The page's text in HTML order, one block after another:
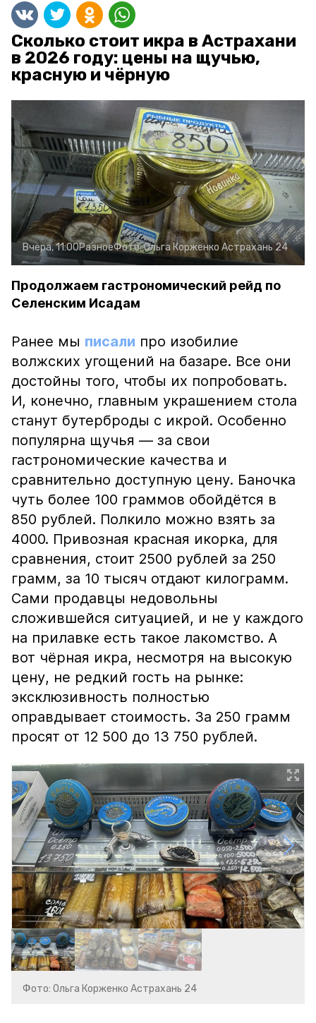
Сколько стоит икра в Астрахани
в 2026 году: цены на щучью,
красную и чёрную
Вчера, 11:00РазноеФото:Ольга Корженко Астрахань 24
Продолжаем гастрономический рейд по
Селенским Исадам
Ранее мы писали про изобилие
волжских угощений на базаре. Все они
достойны того, чтобы их попробовать.
И, конечно, главным украшением стола
станут бутерброды с икрой. Особенно
популярна щучья — за свои
гастрономические качества и
сравнительно доступную цену. Баночка
чуть более 100 граммов обойдётся в
850 рублей. Полкило можно взять за
4000. Привозная красная икорка, для
сравнения, стоит 2500 рублей за 250
грамм, за 10 тысяч отдают килограмм.
Сами продавцы недовольны
сложившейся ситуацией, и не у каждого
на прилавке есть такое лакомство. А
вот чёрная икра, несмотря на высокую
цену, не редкий гость на рынке:
эксклюзивность полностью
оправдывает стоимость. За 250 грамм
просят от 12 500 до 13 750 рублей.
Фото: Ольга Корженко Астрахань 24